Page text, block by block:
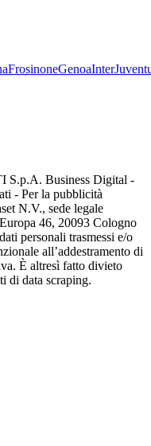
FrosinoneGenoaInter
S.p.A. Business Digital -
- Per la pubblicità
N.V., sede legale
46, 20093 Cologno
personali trasmessi e/o
all’addestramento di
È altresì fatto divieto
di data scraping.